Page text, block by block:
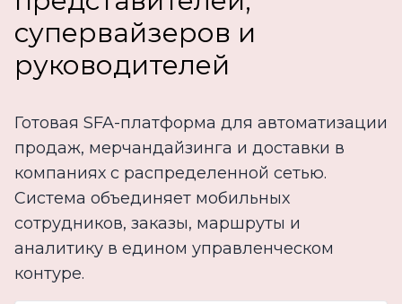
супервайзеров и
руководителей
Готовая SFA-платформа для автоматизации
продаж, мерчандайзинга и доставки в
компаниях с распределенной сетью.
Система объединяет мобильных
сотрудников, заказы, маршруты и
аналитику в едином управленческом
контуре.